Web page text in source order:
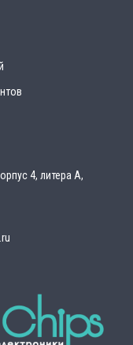
4, литера А,